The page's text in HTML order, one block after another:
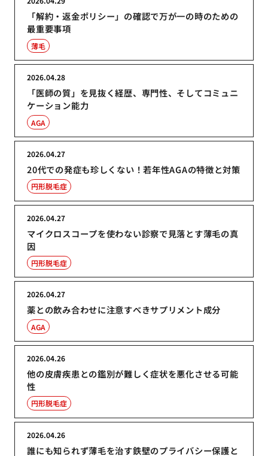
「解約・返金ポリシー」の確認で万が一の時のための
最重要事項
薄毛
「医師の質」を見抜く経歴、専門性、そしてコミュニ
ケーション能力
2026.04.28
AGA
20代での発症も珍しくない！若年性AGAの特徴と対策
2026.04.27
円形脱毛症
マイクロスコープを使わない診察で見落とす薄毛の真
因
2026.04.27
円形脱毛症
薬との飲み合わせに注意すべきサプリメント成分
2026.04.27
AGA
他の皮膚疾患との鑑別が難しく症状を悪化させる可能
性
2026.04.26
円形脱毛症
誰にも知られず薄毛を治す鉄壁のプライバシー保護と
2026.04.26